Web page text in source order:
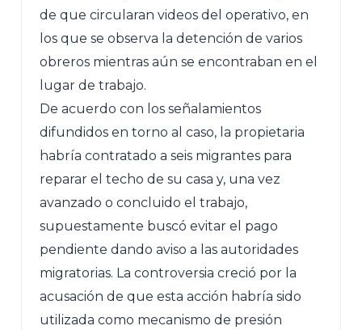
de que circularan videos del operativo, en
los que se observa la detención de varios
obreros mientras aún se encontraban en el
lugar de trabajo.
De acuerdo con los señalamientos
difundidos en torno al caso, la propietaria
habría contratado a seis migrantes para
reparar el techo de su casa y, una vez
avanzado o concluido el trabajo,
supuestamente buscó evitar el pago
pendiente dando aviso a las autoridades
migratorias. La controversia creció por la
acusación de que esta acción habría sido
utilizada como mecanismo de presión